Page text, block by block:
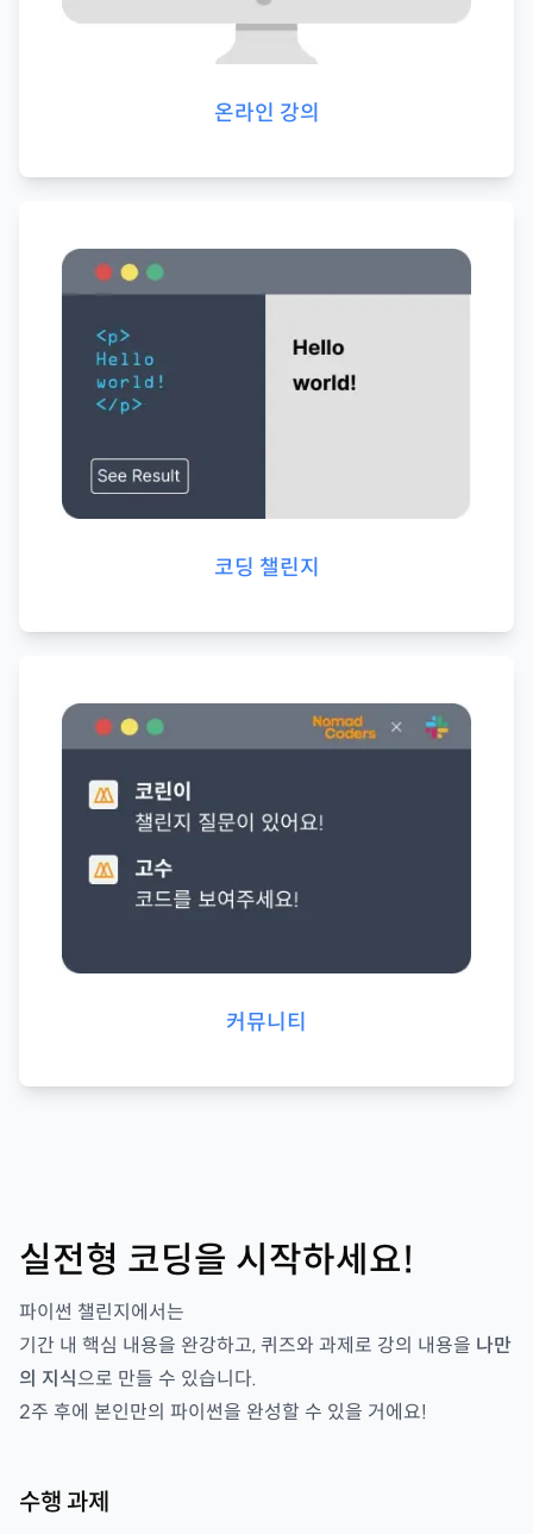
온라인 강의
코딩 챌린지
커뮤니티
실전형 코딩을 시작하세요!
파이썬 챌린지에서는
기간 내 핵심 내용을 완강하고, 퀴즈와 과제로 강의 내용을 나만
의 지식으로 만들 수 있습니다.
2주 후에 본인만의 파이썬을 완성할 수 있을 거에요!
수행 과제